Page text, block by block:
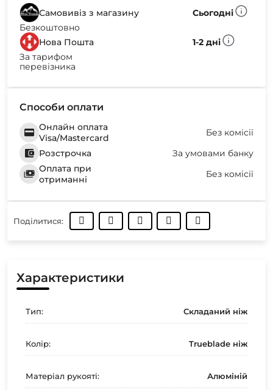
Самовивіз з магазину
Сьогодні
Безкоштовно
Нова Пошта
1-2 дні
За тарифом
перевізника
Способи оплати
Онлайн оплата
Visa/Mastercard
Без комісії
Розстрочка
За умовами банку
Оплата при
отриманні
Без комісії
Поділитися:
Характеристики
Тип: Складаний ніж
Колір: Trueblade ніж
Матеріал рукояті: Алюміній